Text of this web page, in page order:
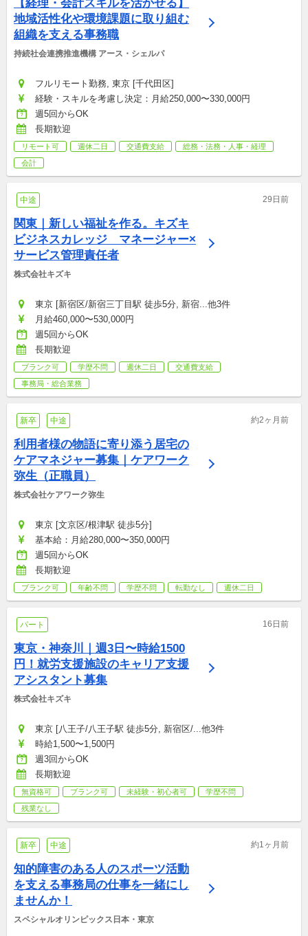
【経理・会計スキルを活かせる】
地域活性化や環境課題に取り組む
組織を支える事務職
持続社会連携推進機構 アース・シェルパ
フルリモート勤務, 東京 [千代田区]
経験・スキルを考慮し決定：月給250,000〜330,000円
週5回からOK
長期歓迎
リモート可 週休二日 交通費支給
総務・法務・人事・経理
会計
中途 29日前
関東｜新しい福祉を作る。キズキ
ビジネスカレッジ　マネージャー×
サービス管理責任者
株式会社キズキ
東京 [新宿区/新宿三丁目駅 徒歩5分, 新宿...他3件
月給460,000〜530,000円
週5回からOK
長期歓迎
ブランク可 学歴不問 週休二日
交通費支給
事務局・総合業務
新卒 中途 約2ヶ月前
利用者様の物語に寄り添う居宅の
ケアマネジャー募集｜ケアワーク
弥生（正職員）
株式会社ケアワーク弥生
東京 [文京区/根津駅 徒歩5分]
基本給：月給280,000〜350,000円
週5回からOK
長期歓迎
ブランク可 年齢不問 学歴不問 転勤なし 週休二日
パート 16日前
東京・神奈川｜週3日〜時給1500
円！就労支援施設のキャリア支援
アシスタント募集
株式会社キズキ
東京 [八王子/八王子駅 徒歩5分, 新宿区/...他3件
時給1,500〜1,500円
週3回からOK
長期歓迎
無資格可 ブランク可 未経験・初心者可
学歴不問
残業なし
新卒 中途 約1ヶ月前
知的障害のある人のスポーツ活動
を支える事務局の仕事を一緒にし
ませんか！
スペシャルオリンピックス日本・東京